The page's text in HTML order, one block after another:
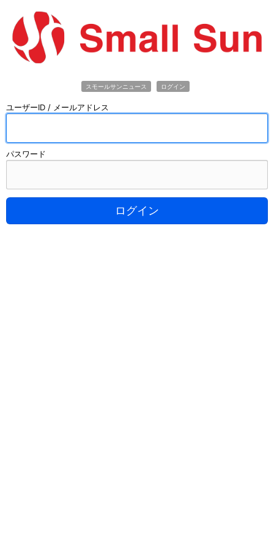
スモールサンニュース ログイン
ユーザーID / メールアドレス
パスワード
ログイン